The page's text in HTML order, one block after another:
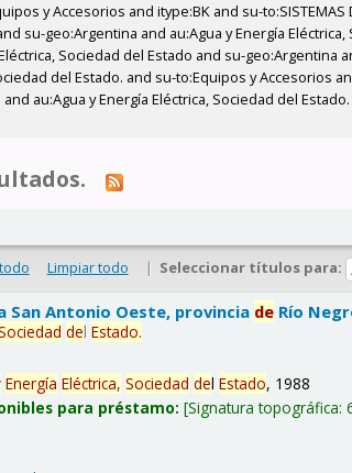
y Accesorios and itype:BK and su-to:SISTEMAS
su-geo:Argentina and au:Agua y Energía
Sociedad del Estado and su-geo:Argentina
del Estado. and su-to:Equipos y Accesorios
au:Agua y Energía Eléctrica, Sociedad del
Limpiar todo | Seleccionar títulos para:
Antonio Oeste, provincia de Río
delEstado.
Energía Eléctrica, Sociedad delEstado, 1988
para préstamo: Signatura topográfica: